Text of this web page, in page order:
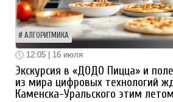
АЛГОРИТМИКА
12:05 | 16 июля
Экскурсия в «ДОДО Пицца» и
из мира цифровых технологий
Каменска-Уральского этим летом